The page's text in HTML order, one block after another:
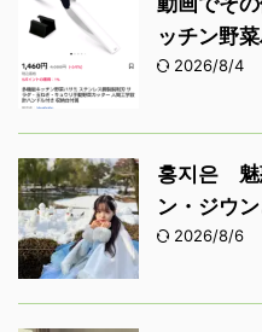
ッチン野
2026/8/4
홍지은 魅
ン・ジウ
2026/8/6